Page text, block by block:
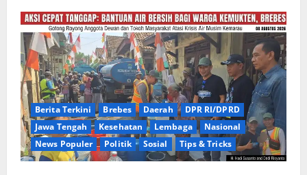
Berita Terkini Brebes Daerah
DPR RI/DPRD
Jawa Tengah
Kesehatan Lembaga
Nasional
News Populer
Politik Sosial Tips & Tricks